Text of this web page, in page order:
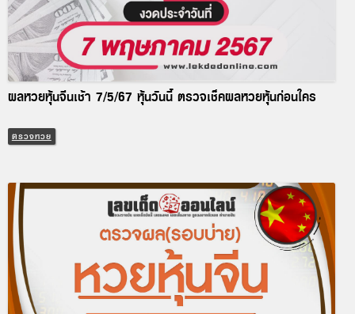
ผลหวยหุ้นจีนเช้า 7/5/67 หุ้นวันนี้ ตรวจเช็คผลหวยหุ้นก่อนใคร
ตรวจหวย